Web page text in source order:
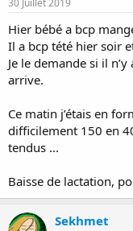
30 Juillet 2019
Hier bébé a bcp
Il a bcp tété hier soir
Je le demande si il
arrive.
Ce matin j’étais en
difficilement 150 en
tendus ...
Baisse de lactation,
Sekhmet